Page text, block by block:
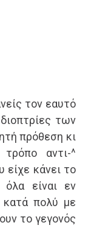
τον εαυτό
των
πρόθεση κι
αντι-^
είχε κάνει το
όλα είναι εν
κατά πολύ με
το γεγονός